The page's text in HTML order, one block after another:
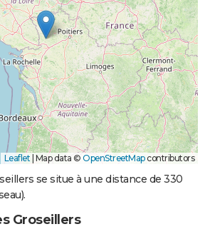
Leaflet Map data © OpenStreetMapcontributors
se situe à une distance de 330
Groseillers